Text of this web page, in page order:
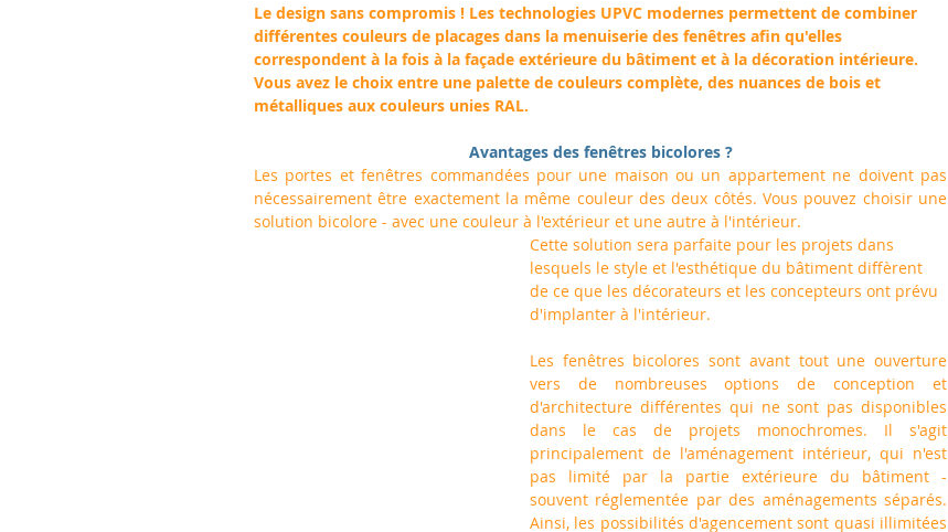
Le design sans compromis ! Les technologies UPVC modernes permettent de combiner
différentes couleurs de placages dans la menuiserie des fenêtres afin qu'elles
correspondent à la fois à la façade extérieure du bâtiment et à la décoration intérieure.
Vous avez le choix entre une palette de couleurs complète, des nuances de bois et
métalliques aux couleurs unies RAL.
Avantages des fenêtres bicolores ?
Les portes et fenêtres commandées pour une maison ou un appartement ne doivent pas
nécessairement être exactement la même couleur des deux côtés. Vous pouvez choisir une
solution bicolore - avec une couleur à l'extérieur et une autre à l'intérieur.
Cette solution sera parfaite pour les projets dans
lesquels le style et l'esthétique du bâtiment diffèrent
de ce que les décorateurs et les concepteurs ont prévu
d'implanter à l'intérieur.
Les fenêtres bicolores sont avant tout une ouverture
vers de nombreuses options de conception et
d'architecture différentes qui ne sont pas disponibles
dans le cas de projets monochromes. Il s'agit
principalement de l'aménagement intérieur, qui n'est
pas limité par la partie extérieure du bâtiment -
souvent réglementée par des aménagements séparés.
Ainsi, les possibilités d'agencement sont quasi illimitées